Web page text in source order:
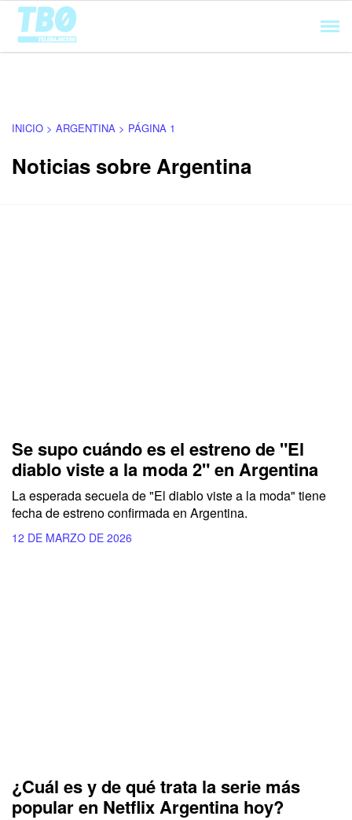
Cargando...
INICIO > ARGENTINA > PÁGINA 1
Noticias sobre Argentina
Se supo cuándo es el estreno de "El
diablo viste a la moda 2" en Argentina
La esperada secuela de "El diablo viste a la moda" tiene
fecha de estreno confirmada en Argentina.
12 DE MARZO DE 2026
¿Cuál es y de qué trata la serie más
popular en Netflix Argentina hoy?